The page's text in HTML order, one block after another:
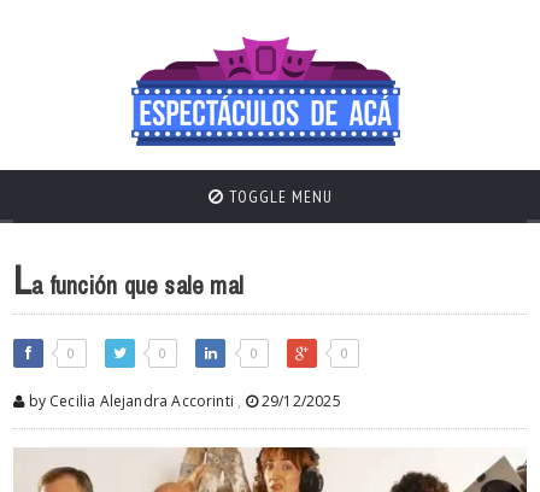
TOGGLE MENU
La función que sale mal
0 0 0 0
by Cecilia Alejandra Accorinti , 29/12/2025